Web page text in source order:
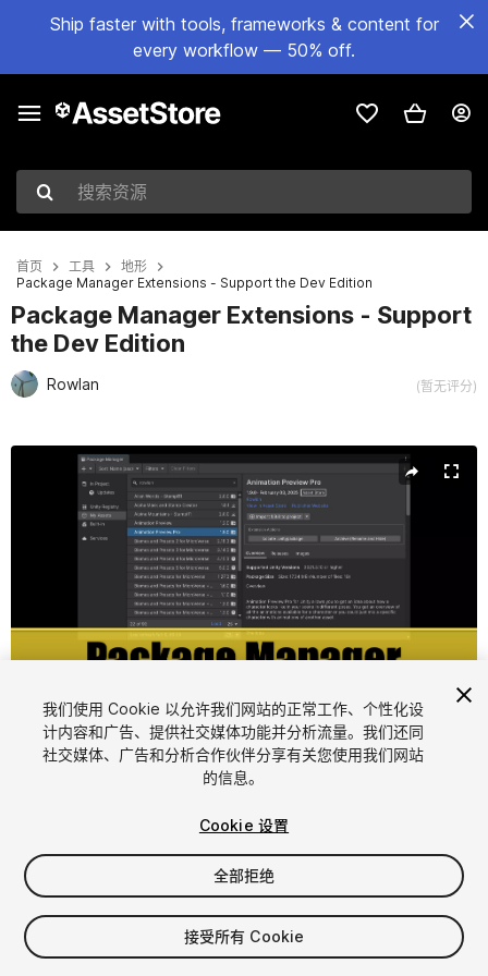
Ship faster with tools, frameworks & content for
every workflow — 50% off.
搜索资源
首页 工具
地形
Package Manager Extensions - Support the Dev Edition
Package Manager Extensions - Support
the Dev Edition
Rowlan (暂无评分)
当前幻灯片：1 / 4
1/4
$5
我们使用 Cookie 以允许我们网站的正常工作、个性化设
计内容和广告、提供社交媒体功能并分析流量。我们还同
社交媒体、广告和分析合作伙伴分享有关您使用我们网站
的信息。
Cookie 设置
全部拒绝
接受所有 Cookie